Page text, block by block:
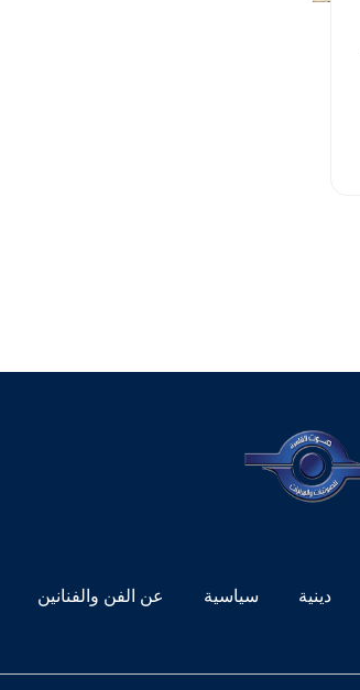
دينية سياسية عن الفن والفنانين